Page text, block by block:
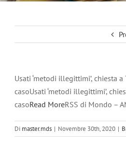
Usati ‘metodi illegittimi’, chiesta
casoUsati ‘metodi illegittimi’,
casoRead MoreRSS di Mondo –
Di master.mds | Novembre 30th, 2020 |